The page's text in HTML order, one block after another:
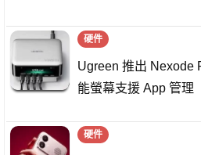
硬件
Ugreen 推出
能螢幕支援 App 管理
硬件